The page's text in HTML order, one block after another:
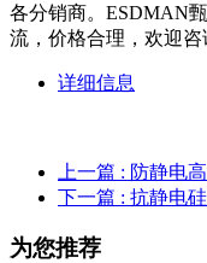
各分销商。ESDMAN
流，价格合理，欢迎咨
详细信息
上一篇 : 防静电
下一篇 : 抗静电
为您推荐